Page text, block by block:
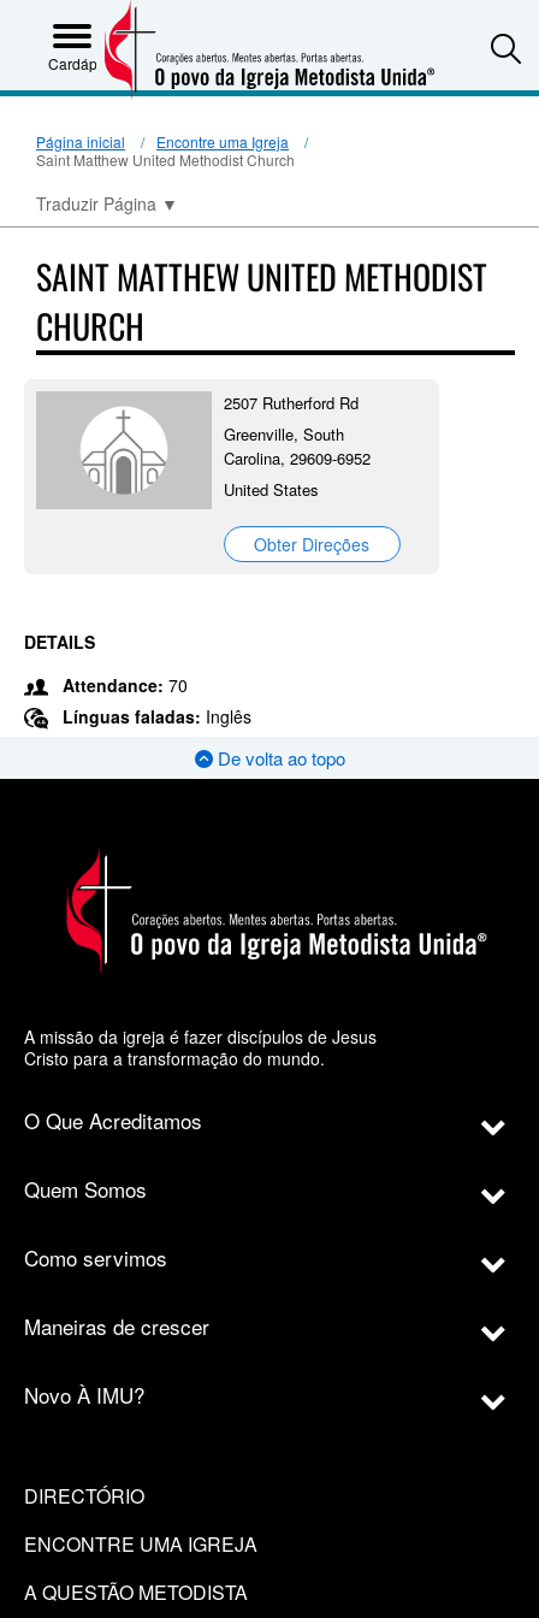
Cardápio
Página inicial
Encontre uma Igreja
Saint Matthew United Methodist Church
Traduzir Página ▼
SAINT MATTHEW UNITED METHODIST
CHURCH
2507 Rutherford Rd
Greenville, South
Carolina, 29609-6952
United States
Obter Direções
DETAILS
Attendance: 70
Línguas faladas: Inglês
De volta ao topo
A missão da igreja é fazer discípulos de Jesus
Cristo para a transformação do mundo.
O Que Acreditamos
Quem Somos
Como servimos
Maneiras de crescer
Novo À IMU?
DIRECTÓRIO
ENCONTRE UMA IGREJA
A QUESTÃO METODISTA